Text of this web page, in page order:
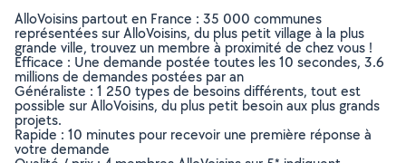
AlloVoisins partout en France : 35 000 communes
représentées sur AlloVoisins, du plus petit village à la plus
grande ville, trouvez un membre à proximité de chez vous !
Efficace : Une demande postée toutes les 10 secondes, 3.6
millions de demandes postées par an
Généraliste : 1 250 types de besoins différents, tout est
possible sur AlloVoisins, du plus petit besoin aux plus grands
projets.
Rapide : 10 minutes pour recevoir une première réponse à
votre demande